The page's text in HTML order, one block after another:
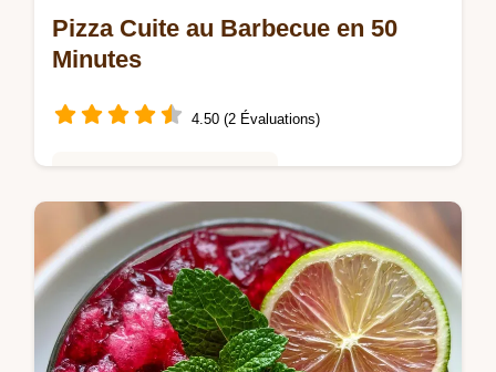
Pizza Cuite au Barbecue en 50
Minutes
4.50 (2 Évaluations)
Réussissez votre Pizza Cuite au Barbecue.
Cette pizza barbecue maison avec pierre à
pizza barbecue est unique. Guide de timing
inclus. Prête en 50 min !